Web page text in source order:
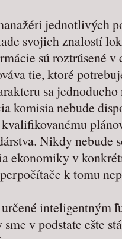
jednotlivých
svojich znalostí
sú roztrúsené
tie, ktoré
sa
komisia nebude
Nikdy nebude
ekonomiky v
k tomu
inteligentným
v podstate ešte